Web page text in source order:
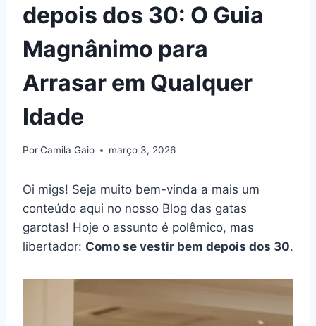
depois dos 30: O Guia
Magnânimo para
Arrasar em Qualquer
Idade
PorCamila Gaio março 3, 2026
Oi migs! Seja muito bem-vinda a mais um
conteúdo aqui no nosso Blog das gatas
garotas! Hoje o assunto é polêmico, mas
libertador: Como se vestir bem depois dos 30.